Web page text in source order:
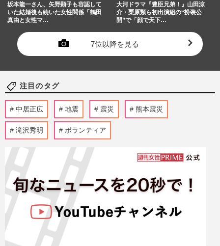
坂本龍一さん、矢野顕子も容認して
いた結婚後も続いた女性関係「鶴田
真由と女性マ…
大河ドラマ『豊臣兄弟！』山田涼
介・栗原類ら初出演組の“扮装公
開”で「顔で天下…
7位以降を見る
注目のタグ
中居正広 地震 震災 熊本震災
滝沢秀明 ボランティア